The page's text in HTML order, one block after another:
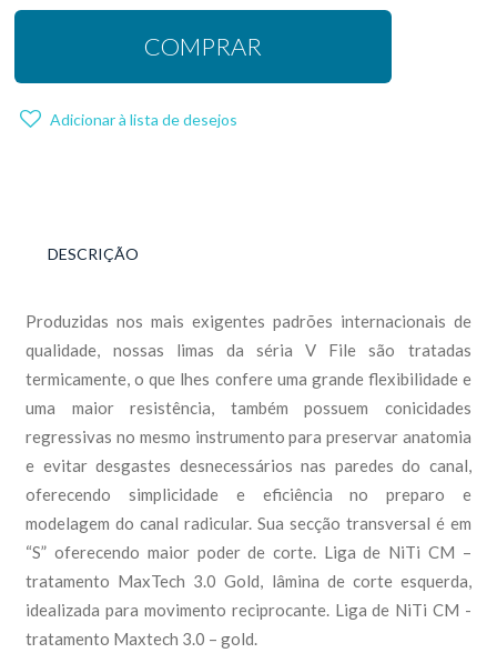
COMPRAR
Adicionar à lista de desejos
DESCRIÇÃO
Produzidas nos mais exigentes padrões internacionais de
qualidade, nossas limas da séria V File são tratadas
termicamente, o que lhes confere uma grande flexibilidade e
uma maior resistência, também possuem conicidades
regressivas no mesmo instrumento para preservar anatomia
e evitar desgastes desnecessários nas paredes do canal,
oferecendo simplicidade e eficiência no preparo e
modelagem do canal radicular. Sua secção transversal é em
“S” oferecendo maior poder de corte. Liga de NiTi CM –
tratamento MaxTech 3.0 Gold, lâmina de corte esquerda,
idealizada para movimento reciprocante. Liga de NiTi CM -
tratamento Maxtech 3.0 – gold.